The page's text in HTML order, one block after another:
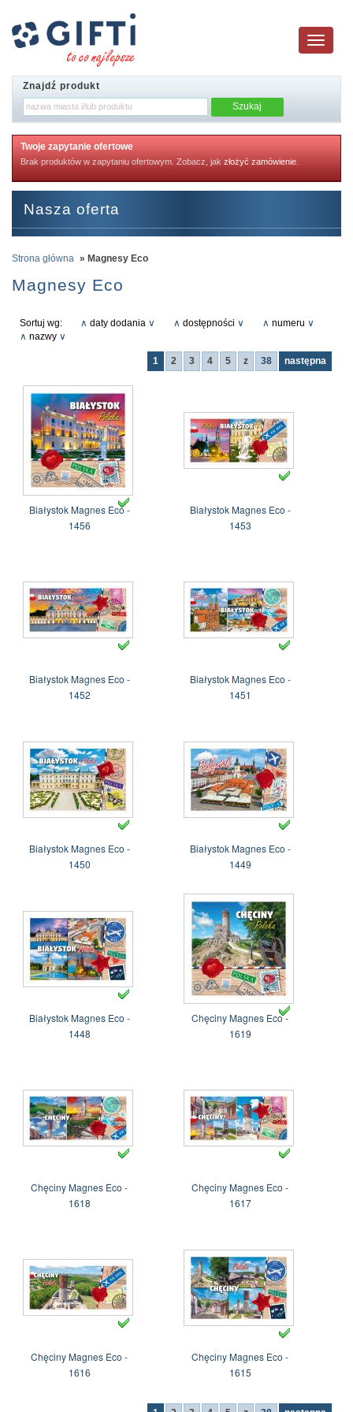
Toggle
navigation
Znajdź produkt
Twoje zapytanie ofertowe
Brak produktów w zapytaniu ofertowym. Zobacz, jak złożyć zamówienie
Nasza oferta
Strona główna » Magnesy Eco
Magnesy Eco
Sortuj wg: ∧ daty dodania ∨ ∧ dostępności ∨ ∧ numeru ∨
∧ nazwy ∨
1 2 3 4 5 z 38 następna
Białystok Magnes Eco -
1456
Białystok Magnes Eco -
1453
Białystok Magnes Eco -
1452
Białystok Magnes Eco -
1451
Białystok Magnes Eco -
1450
Białystok Magnes Eco -
1449
Białystok Magnes Eco -
1448
Chęciny Magnes Eco -
1619
Chęciny Magnes Eco -
1618
Chęciny Magnes Eco -
1617
Chęciny Magnes Eco -
1616
Chęciny Magnes Eco -
1615